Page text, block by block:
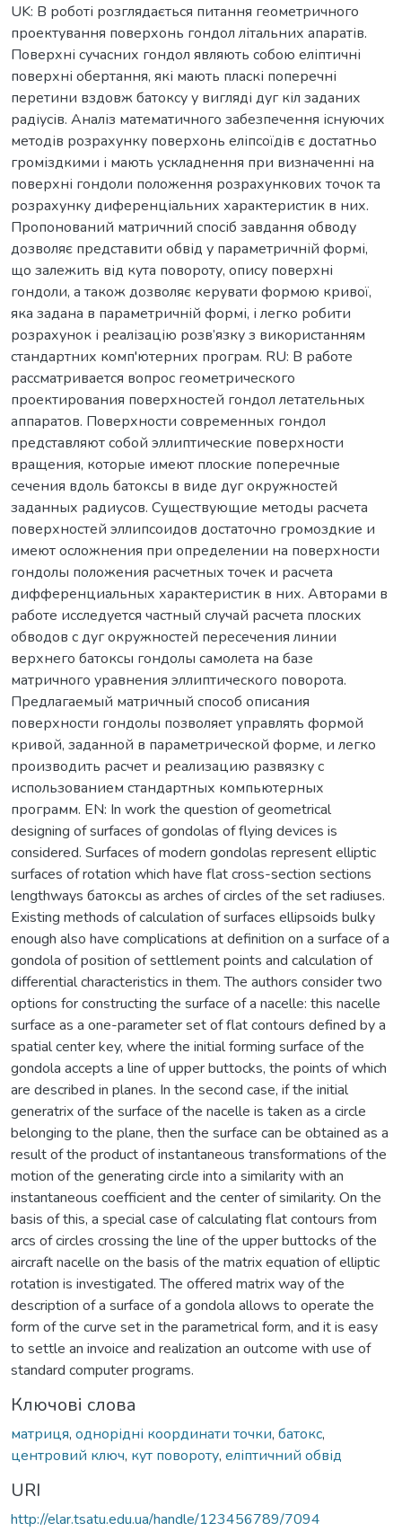
UK: В роботі розглядається питання геометричного
проектування поверхонь гондол літальних апаратів.
Поверхні сучасних гондол являють собою еліптичні
поверхні обертання, які мають пласкі поперечні
перетини вздовж батоксу у вигляді дуг кіл заданих
радіусів. Аналіз математичного забезпечення існуючих
методів розрахунку поверхонь еліпсоїдів є достатньо
громіздкими і мають ускладнення при визначенні на
поверхні гондоли положення розрахункових точок та
розрахунку диференціальних характеристик в них.
Пропонований матричний спосіб завдання обводу
дозволяє представити обвід у параметричній формі,
що залежить від кута повороту, опису поверхні
гондоли, а також дозволяє керувати формою кривої,
яка задана в параметричній формі, і легко робити
розрахунок і реалізацію розв’язку з використанням
стандартних комп'ютерних програм. RU: В работе
рассматривается вопрос геометрического
проектирования поверхностей гондол летательных
аппаратов. Поверхности современных гондол
представляют собой эллиптические поверхности
вращения, которые имеют плоские поперечные
сечения вдоль батоксы в виде дуг окружностей
заданных радиусов. Существующие методы расчета
поверхностей эллипсоидов достаточно громоздкие и
имеют осложнения при определении на поверхности
гондолы положения расчетных точек и расчета
дифференциальных характеристик в них. Авторами в
работе исследуется частный случай расчета плоских
обводов с дуг окружностей пересечения линии
верхнего батоксы гондолы самолета на базе
матричного уравнения эллиптического поворота.
Предлагаемый матричный способ описания
поверхности гондолы позволяет управлять формой
кривой, заданной в параметрической форме, и легко
производить расчет и реализацию развязку с
использованием стандартных компьютерных
программ. EN: In work the question of geometrical
designing of surfaces of gondolas of flying devices is
considered. Surfaces of modern gondolas represent elliptic
surfaces of rotation which have flat cross-section sections
lengthways батоксы as arches of circles of the set radiuses.
Existing methods of calculation of surfaces ellipsoids bulky
enough also have complications at definition on a surface of a
gondola of position of settlement points and calculation of
differential characteristics in them. The authors consider two
options for constructing the surface of a nacelle: this nacelle
surface as a one-parameter set of flat contours defined by a
spatial center key, where the initial forming surface of the
gondola accepts a line of upper buttocks, the points of which
are described in planes. In the second case, if the initial
generatrix of the surface of the nacelle is taken as a circle
belonging to the plane, then the surface can be obtained as a
result of the product of instantaneous transformations of the
motion of the generating circle into a similarity with an
instantaneous coefficient and the center of similarity. On the
basis of this, a special case of calculating flat contours from
arcs of circles crossing the line of the upper buttocks of the
aircraft nacelle on the basis of the matrix equation of elliptic
rotation is investigated. The offered matrix way of the
description of a surface of a gondola allows to operate the
form of the curve set in the parametrical form, and it is easy
to settle an invoice and realization an outcome with use of
standard computer programs.
Ключові слова
матриця, однорідні координати точки, батокс,
центровий ключ, кут повороту, еліптичний обвід
URI
http://elar.tsatu.edu.ua/handle/123456789/7094